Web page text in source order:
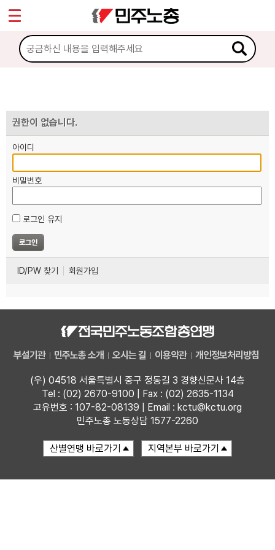
권한이 없습니다.
아이디
비밀번호
로그인 유지
ID/PW 찾기 회원가입
부설기관 민주노총 소개 오시는 길 이용약관 개인정보처리방침
(우) 04518 서울특별시 중구 정동길 3 경향신문사 14층
Tel : (02) 2670-9100 | Fax : (02) 2635-1134
고유번호 : 107-82-08139 | Email : kctu@kctu.org
민주노총 노동상담 1577-2260
마이페이지
소개
노동상담
자료
부설기관
업무